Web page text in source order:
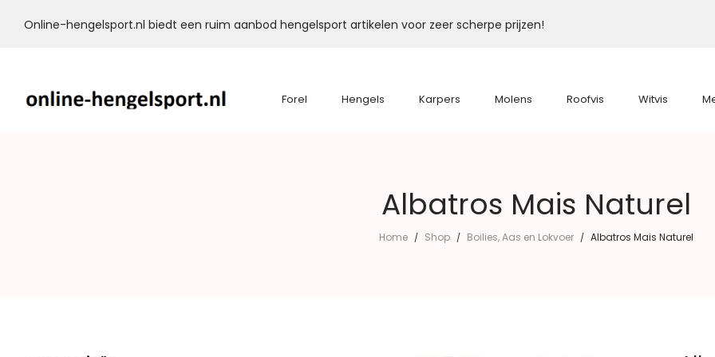
Online-hengelsport.nl biedt een ruim aanbod hengelsport artikelen voor zeer scherpe prijzen!
Forel Hengels Karpers Molens Roofvis Witvis
Albatros Mais Naturel
Home / Shop / Boilies, Aas en Lokvoer / Albatros Mais Naturel